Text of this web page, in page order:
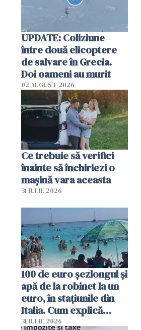
UPDATE: Coliziune
între două elicoptere
de salvare în Grecia.
Doi oameni au murit
02 AUGUST 2026
Ce trebuie să verifici
înainte să închiriezi o
mașină vara aceasta
31 IULIE 2026
100 de euro șezlongul și
apă de la robinet la un
euro, în stațiunile din
Italia. Cum explică
autoritățile
31 IULIE 2026